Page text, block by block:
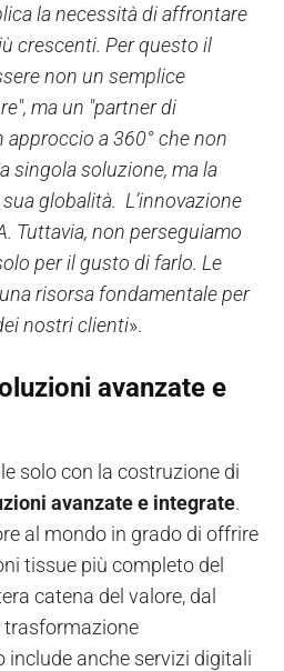
la necessità di affrontare
crescenti. Per questo il
non un semplice
ma un "partner di
a 360° che non
singola soluzione, ma la
globalità. L’innovazione
Tuttavia, non perseguiamo
per il gusto di farlo. Le
risorsa fondamentale per
nostri clienti».
avanzate e
solo con la costruzione di
avanzate e integrate.
al mondo in grado di offrire
tissue più completo del
catena del valore, dal
trasformazione
include anche servizi digitali